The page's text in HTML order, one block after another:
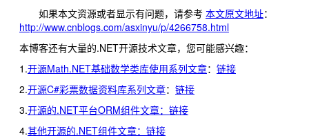
如果本文资源或者显示有问题，请参考 本文原文地址：
http://www.cnblogs.com/asxinyu/p/4266758.html
本博客还有大量的.NET开源技术文章，您可能感兴趣：
1.开源Math.NET基础数学类库使用系列文章： 链接
2.开源C#彩票数据资料库系列文章： 链接
3.开源的.NET平台ORM组件文章： 链接
4.其他开源的.NET组件文章： 链接